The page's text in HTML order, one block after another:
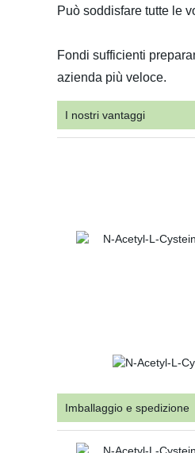
Può soddisfare tutte le
Fondi sufficienti
azienda più veloce.
I nostri vantaggi
Imballaggio e spedizione